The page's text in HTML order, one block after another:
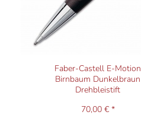
Faber-Castell E-Motion
Birnbaum Dunkelbraun
Drehbleistift
70,00 € *